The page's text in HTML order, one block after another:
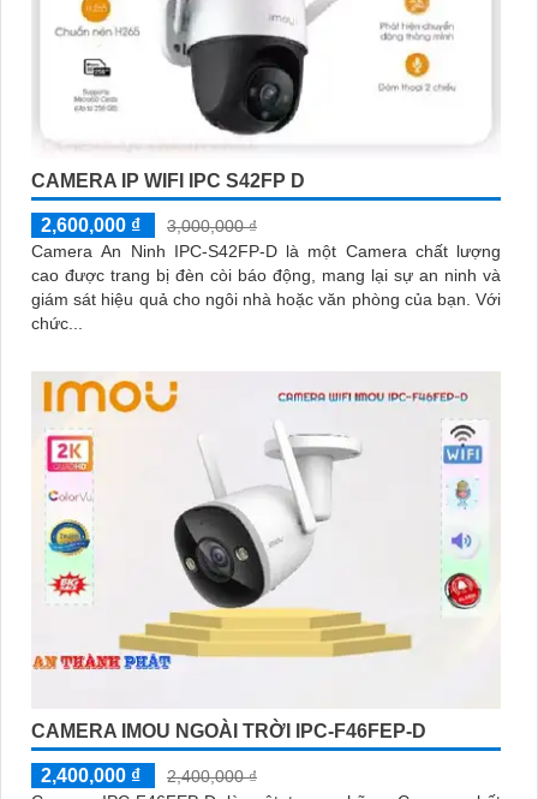
CAMERA IP WIFI IPC S42FP D
2,600,000 ₫
3,000,000 ₫
Camera An Ninh IPC-S42FP-D là một Camera chất lượng
cao được trang bị đèn còi báo động, mang lại sự an ninh và
giám sát hiệu quả cho ngôi nhà hoặc văn phòng của bạn. Với
chức...
CAMERA IMOU NGOÀI TRỜI IPC-F46FEP-D
2,400,000 ₫
2,400,000 ₫